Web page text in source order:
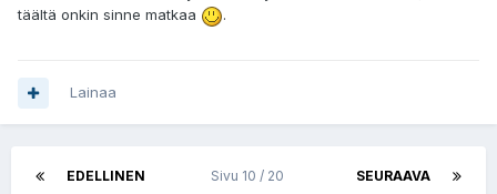
täältä onkin sinne matkaa
.
Lainaa
EDELLINEN SEURAAVA
Sivu 10 / 20